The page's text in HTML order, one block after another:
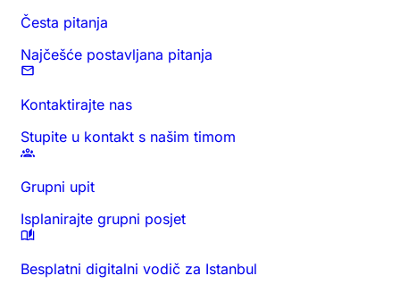
Česta pitanja
Najčešće postavljana pitanja
Kontaktirajte nas
Stupite u kontakt s našim timom
Grupni upit
Isplanirajte grupni posjet
Besplatni digitalni vodič za Istanbul